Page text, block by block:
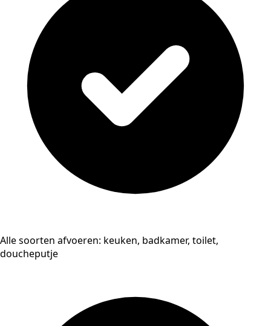
Alle soorten afvoeren: keuken, badkamer, toilet,
doucheputje